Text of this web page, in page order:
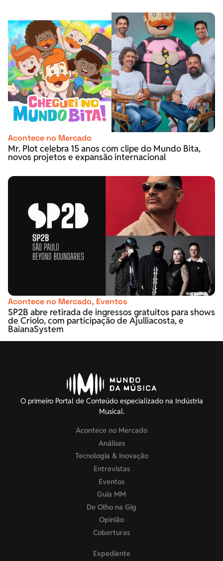
Acontece no Mercado
Mr. Plot celebra 15 anos com clipe do Mundo Bita,
novos projetos e expansão internacional
Acontece no Mercado, Eventos
SP2B abre retirada de ingressos gratuitos para shows
de Criolo, com participação de Ajulliacosta, e
BaianaSystem
O primeiro Portal de Conteúdo especializado na Indústria
Musical.
Acontece no Mercado
Análises
Tecnologia & Inovação
Entrevistas
Eventos
Guia MM
De Olho na Gig
Opinião
Coberturas
Expediente